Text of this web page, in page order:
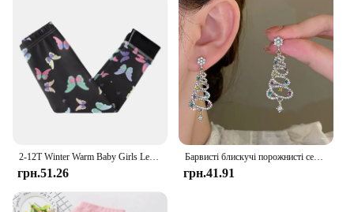
2-12T Winter Warm Baby Girls Leggings Plus Velvet Thicken Pants Stretchy Kids Leggings Printing Flower Children Trousers Age
грн.51.26
Барвисті блискучі порожнисті сережки-гвоздики з китицями для жінок, новий тренд 2024, модні сережки, красиві дівчата, ювелірні подарунки
грн.41.91